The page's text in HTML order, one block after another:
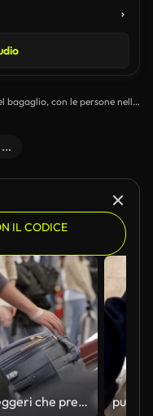
bagaglio, con le persone nelle
...
IL CODICE
Passeggeri che prendono i bagagli dalla giostra dei bagagli in aeroporto